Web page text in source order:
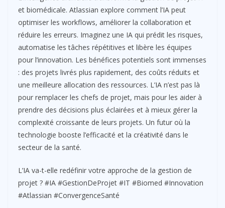
et biomédicale. Atlassian explore comment l’IA peut
optimiser les workflows, améliorer la collaboration et
réduire les erreurs. Imaginez une IA qui prédit les risques,
automatise les tâches répétitives et libère les équipes
pour l’innovation. Les bénéfices potentiels sont immenses
: des projets livrés plus rapidement, des coûts réduits et
une meilleure allocation des ressources. L’IA n’est pas là
pour remplacer les chefs de projet, mais pour les aider à
prendre des décisions plus éclairées et à mieux gérer la
complexité croissante de leurs projets. Un futur où la
technologie booste l’efficacité et la créativité dans le
secteur de la santé.
L’IA va-t-elle redéfinir votre approche de la gestion de
projet ? #IA #GestionDeProjet #IT #Biomed #Innovation
#Atlassian #ConvergenceSanté